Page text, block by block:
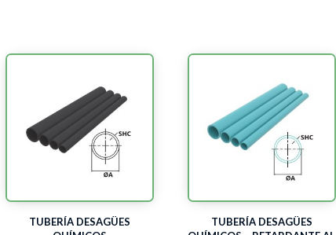
TUBERÍA DESAGÜES
TUBERÍA DESAGÜES